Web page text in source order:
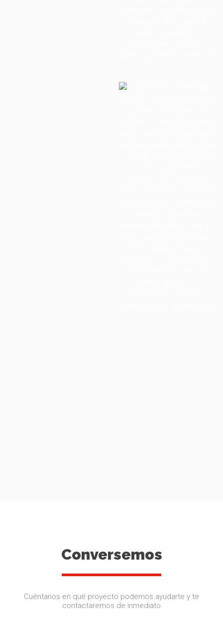
Conversemos
Cuéntanos en qué proyecto podemos ayudarte y te
contactaremos de inmediato